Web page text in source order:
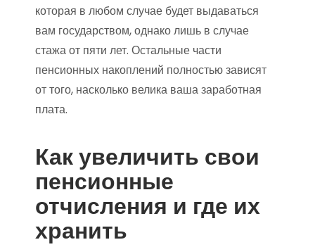
которая в любом случае будет выдаваться
вам государством, однако лишь в случае
стажа от пяти лет. Остальные части
пенсионных накоплений полностью зависят
от того, насколько велика ваша заработная
плата.
Как увеличить свои
пенсионные
отчисления и где их
хранить